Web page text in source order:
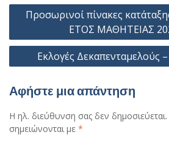
Πλοήγηση
άρθρων
Προσωρινοί πίνακες
ΕΤΟΣ ΜΑΘΗΤΕΙΑΣ
Εκλογές Δεκαπενταμελούς
Αφήστε μια απάντηση
Η ηλ. διεύθυνση σας δεν δημοσιεύεται.
σημειώνονται με *